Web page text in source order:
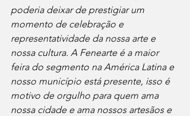
poderia deixar de prestigiar um
momento de celebração e
representatividade da nossa arte e
nossa cultura. A Fenearte é a maior
feira do segmento na América Latina e
nosso município está presente, isso é
motivo de orgulho para quem ama
nossa cidade e ama nossos artesãos e